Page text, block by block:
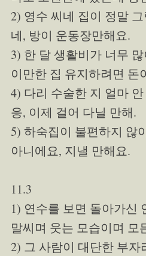
2) 영수 씨네 집이 정말
네, 방이 운동장만해요.
3) 한 달 생활비가 너무
이만한 집 유지하려면 돈
4) 다리 수술한 지 얼마
응, 이제 걸어 다닐 만해.
5) 하숙집이 불편하지 않
아니에요, 지낼 만해요.
11.3
1) 연수를 보면 돌아가신
말씨며 웃는 모습이며 모
2) 그 사람이 대단한 부자